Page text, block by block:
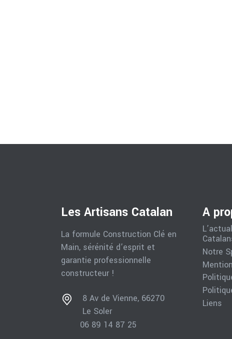
Les Artisans Catalan
La formule Construction Clé en
Main, sérénité d’esprit et
garantie professionnelle
constructeur !
8 Av de Vienne, 66270
Le Soler
06 89 14 87 25
A
Notre
Liens